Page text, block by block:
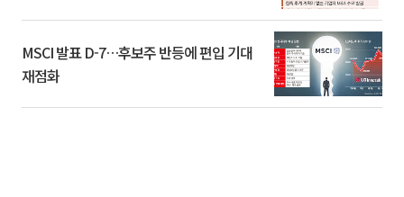
MSCI 발표 D-7…후보주 반등에 편입 기대
재점화